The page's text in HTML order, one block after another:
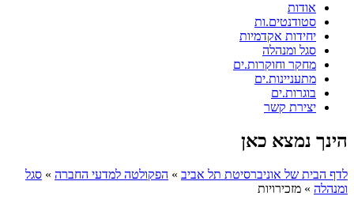
אודות
סטודנטים.ות
יחידות אקדמיות
סגל ומנהלה
מחקר וחוקרות.ים
מתעניינות.ים
בוגרות.ים
יצירת קשר
הינך נמצא כאן
לדף הבית של אוניברסיטת תל אביב » הפקולטה למדעי החברה » סגל
ומנהלה » מזכירויות